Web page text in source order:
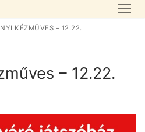
KÉZMŰVES – 12.22.
– 12.22.